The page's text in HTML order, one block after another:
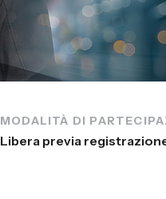
MODALITÀ DI
Libera previa